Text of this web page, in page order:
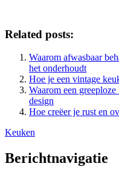
Related posts:
Waarom afwasbaar
het onderhoudt
Hoe je een vintage
Waarom een
design
Hoe creëer je rust en
Keuken
Berichtnavigatie